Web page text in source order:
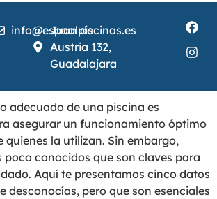
info@espoolpiscinas.es
Juan de
Austria 132,
Guadalajara
adecuado de una piscina es
asegurar un funcionamiento óptimo
quienes la utilizan. Sin embargo,
poco conocidos que son claves para
Aquí te presentamos cinco datos
desconocías, pero que son esenciales